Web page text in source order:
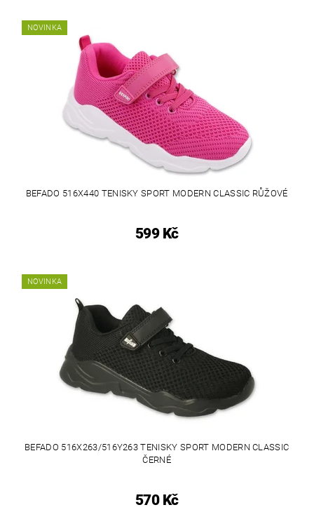
NOVINKA
BEFADO 516X440 TENISKY SPORT MODERN CLASSIC RŮŽOVÉ
599 Kč
NOVINKA
BEFADO 516X263/516Y263 TENISKY SPORT MODERN CLASSIC
ČERNÉ
570 Kč